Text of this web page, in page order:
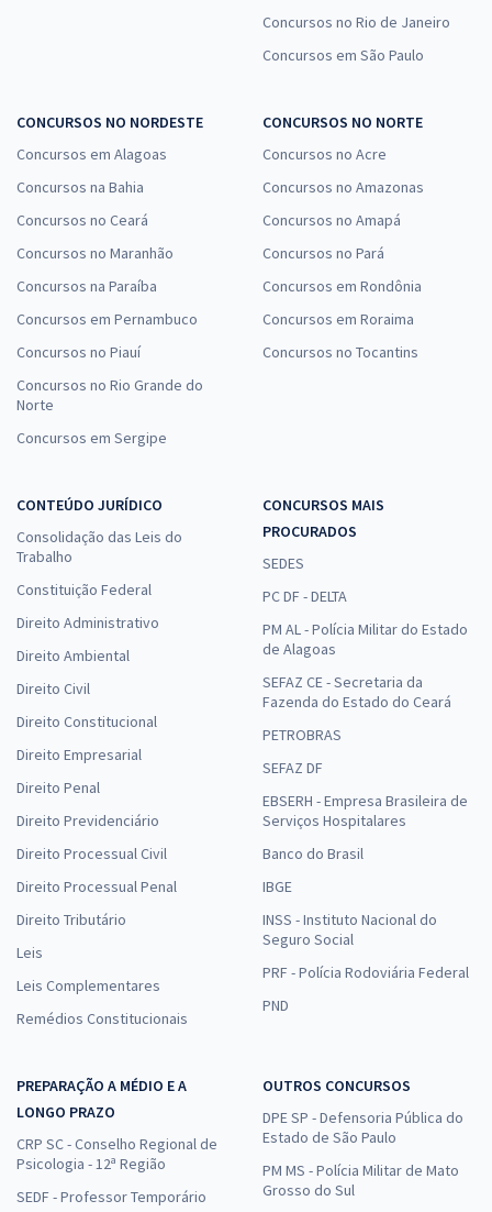
Concursos no Rio de Janeiro
Concursos em São Paulo
CONCURSOS NO NORDESTE
Concursos em Alagoas
Concursos na Bahia
Concursos no Ceará
Concursos no Maranhão
Concursos na Paraíba
Concursos em Pernambuco
Concursos no Piauí
Concursos no Rio Grande do
Norte
Concursos em Sergipe
CONCURSOS NO NORTE
Concursos no Acre
Concursos no Amazonas
Concursos no Amapá
Concursos no Pará
Concursos em Rondônia
Concursos em Roraima
Concursos no Tocantins
CONTEÚDO JURÍDICO
Consolidação das Leis do
Trabalho
Constituição Federal
Direito Administrativo
Direito Ambiental
Direito Civil
Direito Constitucional
Direito Empresarial
Direito Penal
Direito Previdenciário
Direito Processual Civil
Direito Processual Penal
Direito Tributário
Leis
Leis Complementares
Remédios Constitucionais
CONCURSOS MAIS
PROCURADOS
SEDES
PC DF - DELTA
PM AL - Polícia Militar do Estado
de Alagoas
SEFAZ CE - Secretaria da
Fazenda do Estado do Ceará
PETROBRAS
SEFAZ DF
EBSERH - Empresa Brasileira de
Serviços Hospitalares
Banco do Brasil
IBGE
INSS - Instituto Nacional do
Seguro Social
PRF - Polícia Rodoviária Federal
PND
PREPARAÇÃO A MÉDIO E A
LONGO PRAZO
CRP SC - Conselho Regional de
Psicologia - 12ª Região
SEDF - Professor Temporário
OUTROS CONCURSOS
DPE SP - Defensoria Pública do
Estado de São Paulo
PM MS - Polícia Militar de Mato
Grosso do Sul